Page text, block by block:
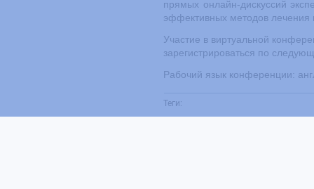
прямых онлайн-дискуссий
эффективных методов лечения
Участие в виртуальной
зарегистрироваться по
Рабочий язык конференции:
Теги: